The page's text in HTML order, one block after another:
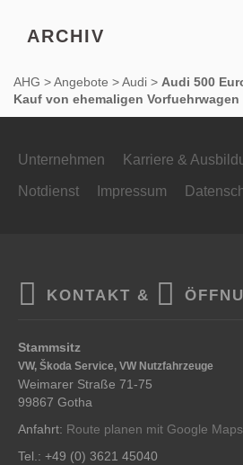
ARCHIV
AHG >Angebote >Audi > Audi 500
Kauf von ehemaligen Vorfuehrwagen
Unternehmen Karriere &
Notdienst Impressum
KONTAKT &
Stammsitz
VW, Škoda Service, VW Nutzfahrzeuge
Weimarer Straße 71-75
99867 Gotha
Anfahrt: Route planen mit Google Maps
Tel.: +49 (0) 3621 45040